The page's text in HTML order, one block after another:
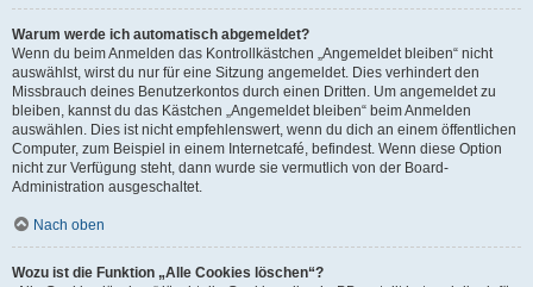
Warum werde ich automatisch abgemeldet?
Wenn du beim Anmelden das Kontrollkästchen „Angemeldet bleiben“ nicht
auswählst, wirst du nur für eine Sitzung angemeldet. Dies verhindert den
Missbrauch deines Benutzerkontos durch einen Dritten. Um angemeldet zu
bleiben, kannst du das Kästchen „Angemeldet bleiben“ beim Anmelden
auswählen. Dies ist nicht empfehlenswert, wenn du dich an einem öffentlichen
Computer, zum Beispiel in einem Internetcafé, befindest. Wenn diese Option
nicht zur Verfügung steht, dann wurde sie vermutlich von der Board-
Administration ausgeschaltet.
Nach oben
Wozu ist die Funktion „Alle Cookies löschen“?